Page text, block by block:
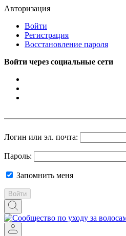
Авторизация
Войти
Регистрация
Восстановление пароля
Войти через социальные сети
Логин или эл. почта:
Пароль:
Запомнить меня
Войти